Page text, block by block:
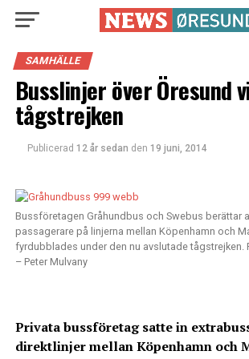
SAMHÄLLE
Busslinjer över Öresund
tågstrejken
Publicerad 12 år sedan den 19 juni, 2014
Bussföretagen Gråhundbus och Swebus berättar
passagerare på linjerna mellan Köpenhamn och
fyrdubblades under den nu avslutade tågstrejken.
– Peter Mulvany
Privata bussföretag satte in
direktlinjer mellan Köpenhamn och